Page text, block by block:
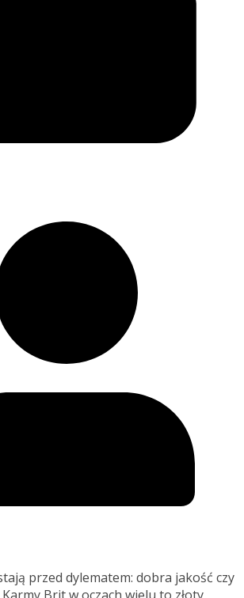
przed dylematem: dobra jakość czy